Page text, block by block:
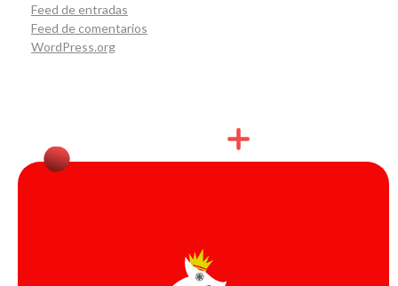
Feed de entradas
Feed de comentarios
WordPress.org